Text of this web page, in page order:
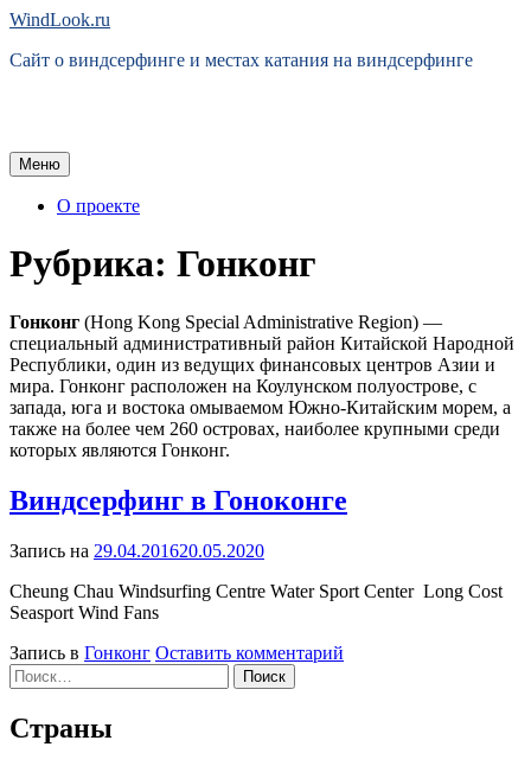
Перейти
содержимому
WindLook.ru
Сайт о виндсерфинге и местах катания на виндсерфинге
Меню
О проекте
Рубрика: Гонконг
Гонконг (Hong Kong Special Administrative Region) —
специальный административный район Китайской Народной
Республики, один из ведущих финансовых центров Азии и
мира. Гонконг расположен на Коулунском полуострове, с
запада, юга и востока омываемом Южно-Китайским морем, а
также на более чем 260 островах, наиболее крупными среди
которых являются Гонконг.
Виндсерфинг в Гоноконге
Запись на 29.04.201620.05.2020
Cheung Chau Windsurfing Centre Water Sport Center Long Cost
Seasport Wind Fans
Запись в Гонконг Оставить комментарий
Найти:
Страны